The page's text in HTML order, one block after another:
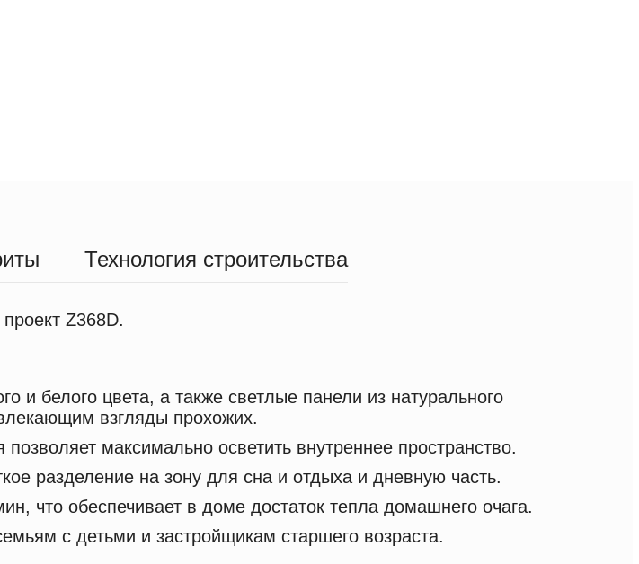
Технология строительства
Z368D.
и белого цвета, а также светлые панели из натурального
взгляды прохожих.
максимально осветить внутреннее пространство.
разделение на зону для сна и отдыха и дневную часть.
что обеспечивает в доме достаток тепла домашнего очага.
с детьми и застройщикам старшего возраста.